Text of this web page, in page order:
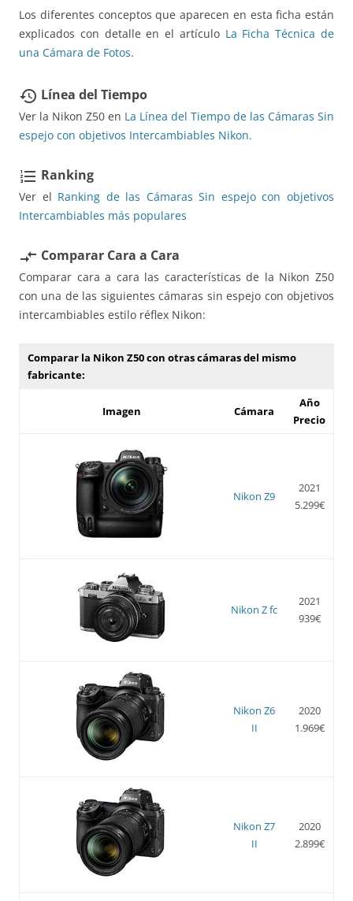
Los diferentes conceptos que aparecen en esta ficha están
explicados con detalle en el artículo La Ficha Técnica de
una Cámara de Fotos.
restore Línea del Tiempo
Ver la Nikon Z50 en La Línea del Tiempo de las Cámaras Sin
espejo con objetivos Intercambiables Nikon.
format_list_numbered Ranking
Ver el Ranking de las Cámaras Sin espejo con objetivos
Intercambiables más populares
compare_arrows Comparar Cara a Cara
Comparar cara a cara las características de la Nikon Z50
con una de las siguientes cámaras sin espejo con objetivos
intercambiables estilo réflex Nikon:
Comparar la Nikon Z50 con otras cámaras del mismo
fabricante:
Imagen Cámara
Año
Precio
Nikon Z9
2021
5.299€
Nikon Z fc
2021
939€
Nikon Z6
II
2020
1.969€
Nikon Z7
II
2020
2.899€